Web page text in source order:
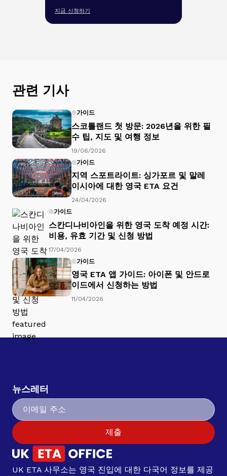
지금 신청하기
관련 기사
가이드
스코틀랜드 첫 방문: 2026년을 위한 필
수 팁, 지도 및 여행 정보
19/06/2026
가이드
지역 스포트라이트: 싱가포르 및 말레
이시아에 대한 영국 ETA 요건
24/04/2026
가이드
스칸디나비아인을 위한 영국 도착 예정 시간:
비용, 유효 기간 및 신청 방법
17/04/2026
가이드
영국 ETA 앱 가이드: 아이폰 및 안드로
이드에서 신청하는 방법
11/04/2026
뉴스레터
제출
UK ETA 사무소는 영국 진입에 대한 다국어 정보를 제공